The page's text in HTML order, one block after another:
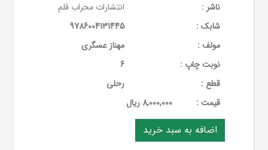
ناشر :
انتشارات محراب قلم
شابک :
9786004131445
مولف :
مهناز عسگری
نوبت چاپ :
6
قطع :
رحلی
قيمت :
8,000,000 ریال